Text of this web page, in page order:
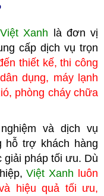
Xanh là đơn vị
cấp dịch vụ trọn
thiết kế, thi công
dụng, máy lạnh
phòng cháy chữa
và dịch vụ
hỗ trợ khách hàng
giải pháp tối ưu. Dù
Việt Xanh luôn
hiệu quả tối ưu,